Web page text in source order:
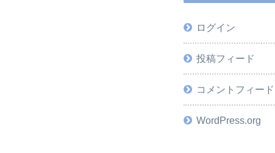
ログイン
投稿フィード
コメントフィード
WordPress.org